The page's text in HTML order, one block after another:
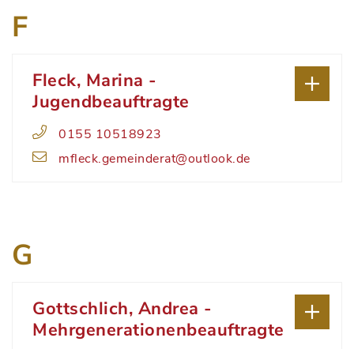
F
Fleck, Marina -
Jugendbeauftragte
0155 10518923
mfleck.gemeinderat@outlook.de
G
Gottschlich, Andrea -
Mehrgenerationenbeauftragte